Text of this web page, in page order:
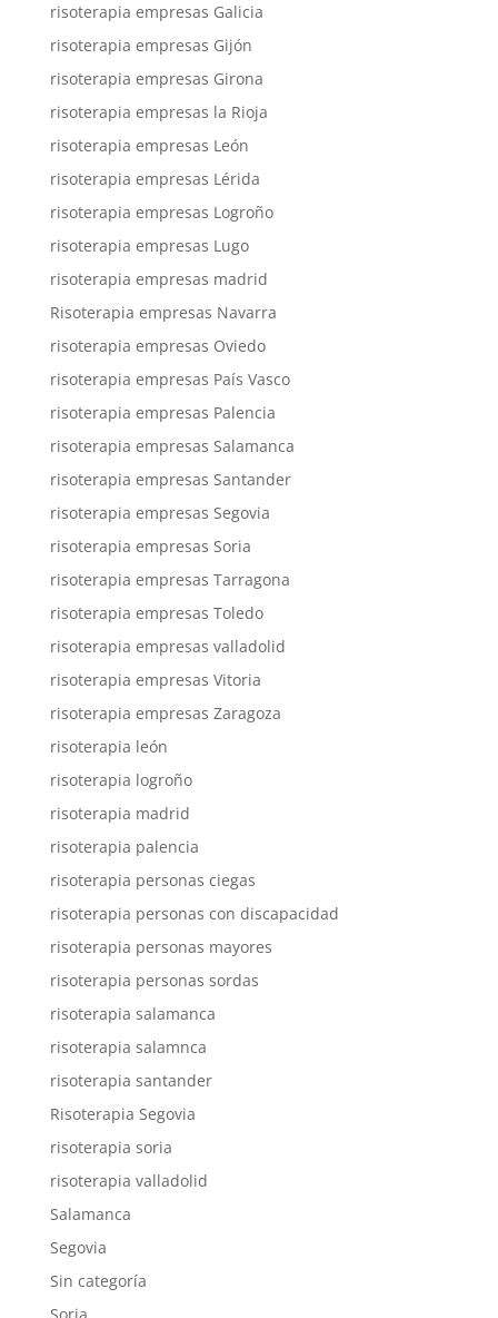
risoterapia empresas Galicia
risoterapia empresas Gijón
risoterapia empresas Girona
risoterapia empresas la Rioja
risoterapia empresas León
risoterapia empresas Lérida
risoterapia empresas Logroño
risoterapia empresas Lugo
risoterapia empresas madrid
Risoterapia empresas Navarra
risoterapia empresas Oviedo
risoterapia empresas País Vasco
risoterapia empresas Palencia
risoterapia empresas Salamanca
risoterapia empresas Santander
risoterapia empresas Segovia
risoterapia empresas Soria
risoterapia empresas Tarragona
risoterapia empresas Toledo
risoterapia empresas valladolid
risoterapia empresas Vitoria
risoterapia empresas Zaragoza
risoterapia león
risoterapia logroño
risoterapia madrid
risoterapia palencia
risoterapia personas ciegas
risoterapia personas con discapacidad
risoterapia personas mayores
risoterapia personas sordas
risoterapia salamanca
risoterapia salamnca
risoterapia santander
Risoterapia Segovia
risoterapia soria
risoterapia valladolid
Salamanca
Segovia
Sin categoría